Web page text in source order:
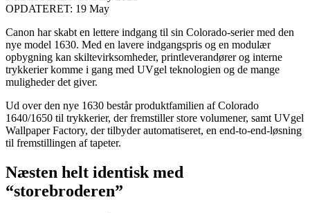
OPDATERET: 19 May
Canon har skabt en lettere indgang til sin Colorado-serier med den
nye model 1630. Med en lavere indgangspris og en modulær
opbygning kan skiltevirksomheder, printleverandører og interne
trykkerier komme i gang med UVgel teknologien og de mange
muligheder det giver.
Ud over den nye 1630 består produktfamilien af Colorado
1640/1650 til trykkerier, der fremstiller store volumener, samt UVgel
Wallpaper Factory, der tilbyder automatiseret, en end-to-end-løsning
til fremstillingen af tapeter.
Næsten helt identisk med
“storebroderen”